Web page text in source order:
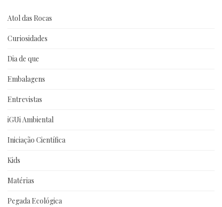
Atol das Rocas
Curiosidades
Dia de que
Embalagens
Entrevistas
iGUi Ambiental
Iniciação Científica
Kids
Matérias
Pegada Ecológica